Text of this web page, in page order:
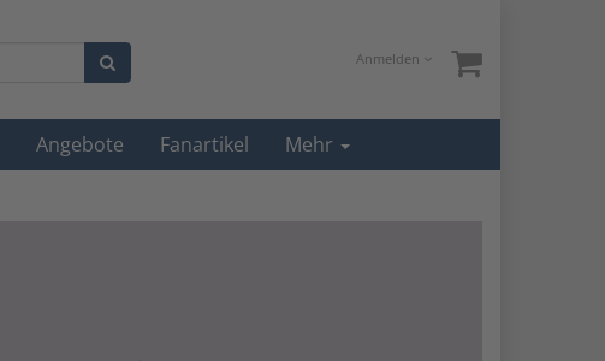
Anmelden
Angebote Fanartikel Mehr